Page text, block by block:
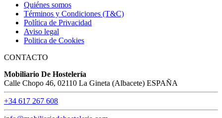
Quiénes somos
Términos y Condiciones (T&C)
Política de Privacidad
Aviso legal
Politica de Cookies
CONTACTO
Mobiliario De Hostelería
Calle Chopo 46, 02110 La Gineta (Albacete) ESPAÑA
+34 617 267 608